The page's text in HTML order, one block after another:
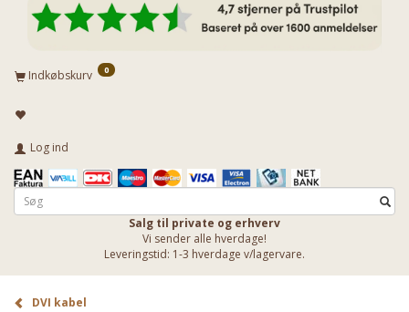
Indkøbskurv 0
Log ind
Salg til private og erhverv
Vi sender alle hverdage!
Leveringstid: 1-3 hverdage v/lagervare.
DVI kabel